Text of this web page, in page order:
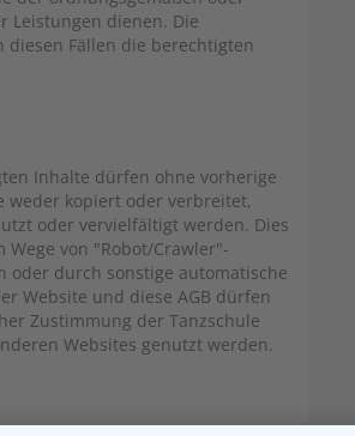
Leistungen dienen. Die
Fällen die berechtigten
Inhalte dürfen ohne vorherige
weder kopiert oder verbreitet,
oder vervielfältigt werden. Dies
von "Robot/Crawler"-
oder durch sonstige automatische
Website und diese AGB dürfen
Zustimmung der Tanzschule
Websites genutzt werden.